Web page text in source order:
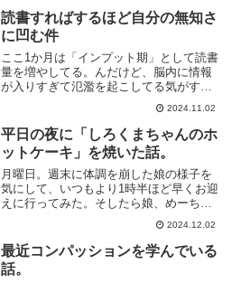
にあごだしは、独特の茅乃...
読書すればするほど自分の無知さ
に凹む件
ここ1か月は「インプット期」として読書
量を増やしてる。んだけど、脳内に情報
が入りすぎて氾濫を起こしてる気がする
ので、いったんストップしようかとも思
ったり。読書は大好き。本を読むことで
物事のとらえ方が変わって救われること
が多いし、私にとって読...
2024.11.02
平日の夜に「しろくまちゃんのホ
ットケーキ」を焼いた話。
月曜日。週末に体調を崩した娘の様子を
気にして、いつもより1時半ほど早くお迎
えに行ってみた。そしたら娘、めーちゃ
めちゃ元気で。「えっ、早く迎えに来な
くてよかったやつ…！」ってなりまし
た。笑まあでも、せっかく夕方いつもよ
り時間あるし「なにかしよ...
2024.12.02
最近コンパッションを学んでいる
話。